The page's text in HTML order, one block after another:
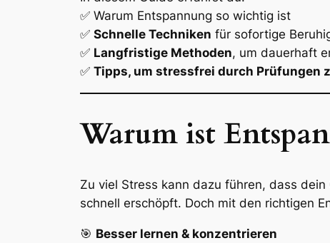
✅ Warum Entspannung so wichtig ist
✅ Schnelle Techniken für sofortige
✅ Langfristige Methoden, um dauerhaft
✅ Tipps, um stressfrei durch Prüfungen
Warum ist
Zu viel Stress kann dazu führen, dass
schnell erschöpft. Doch mit den richtigen
🎯 Besser lernen & konzentrieren